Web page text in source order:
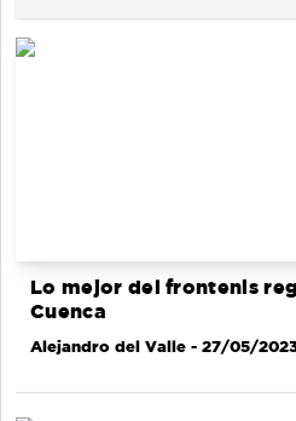
Lo mejor del frontenis
Cuenca
Alejandro del Valle - 27/05/